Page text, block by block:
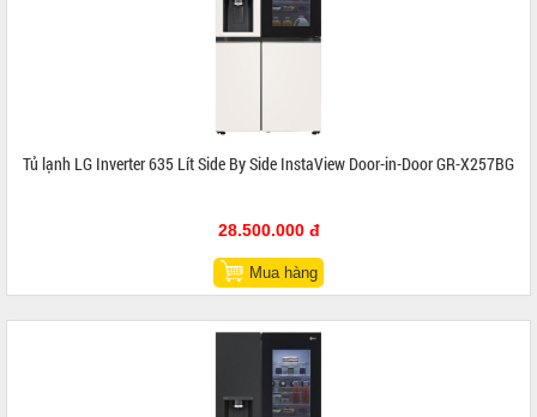
Tủ lạnh LG Inverter 635 Lít Side By Side InstaView Door-in-Door GR-X257BG
28.500.000 đ
Mua hàng